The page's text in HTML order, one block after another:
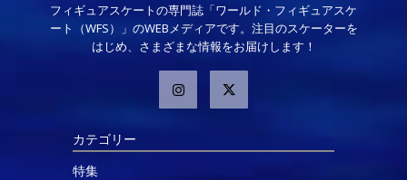
フィギュアスケートの専門誌「ワールド・フィギュアスケ
ート（WFS）」のWEBメディアです。注目のスケーターを
はじめ、さまざまな情報をお届けします！
カテゴリー
特集